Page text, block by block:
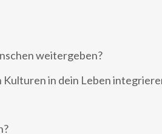
weitergeben?
in dein Leben